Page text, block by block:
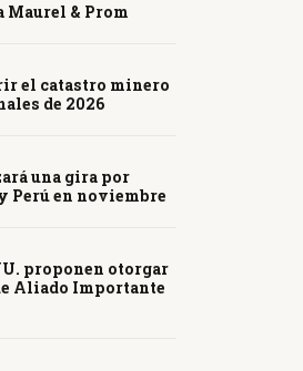
Maurel & Prom
el catastro minero
de 2026
una gira por
Perú en noviembre
proponen otorgar
Aliado Importante